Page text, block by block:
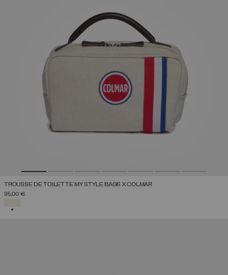
TROUSSE DE TOILETTE MY STYLE BAGS X COLMAR
95,00 €